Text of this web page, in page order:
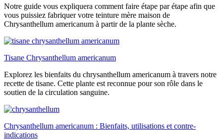
Notre guide vous expliquera comment faire étape par étape afin que
vous puissiez fabriquer votre teinture mère maison de
Chrysanthellum americanum à partir de la plante sèche.
Tisane Chrysanthellum americanum
Explorez les bienfaits du chrysanthellum americanum à travers notre
recette de tisane. Cette plante est reconnue pour son rôle dans le
soutien de la circulation sanguine.
Chrysanthellum americanum : Bienfaits, utilisations et contre-
indications